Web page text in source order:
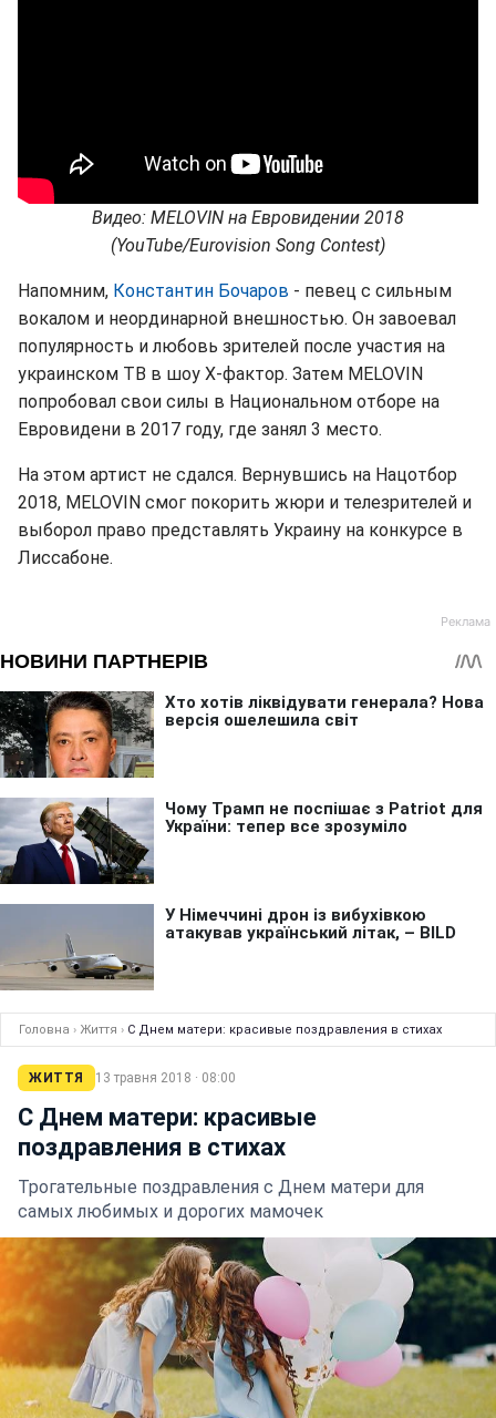
Видео: MELOVIN на Евровидении 2018
(YouTube/Eurovision Song Contest)
Напомним, Константин Бочаров - певец с сильным
вокалом и неординарной внешностью. Он завоевал
популярность и любовь зрителей после участия на
украинском ТВ в шоу Х-фактор. Затем MELOVIN
попробовал свои силы в Национальном отборе на
Евровидени в 2017 году, где занял 3 место.
На этом артист не сдался. Вернувшись на Нацотбор
2018, MELOVIN смог покорить жюри и телезрителей и
выборол право представлять Украину на конкурсе в
Лиссабоне.
Головна › Життя › С Днем матери: красивые поздравления в стихах
ЖИТТЯ 13 травня 2018 · 08:00
С Днем матери: красивые
поздравления в стихах
Трогательные поздравления с Днем матери для
самых любимых и дорогих мамочек